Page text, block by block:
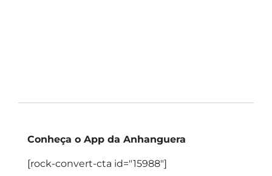
Conheça o App da Anhanguera
[rock-convert-cta id="15988"]